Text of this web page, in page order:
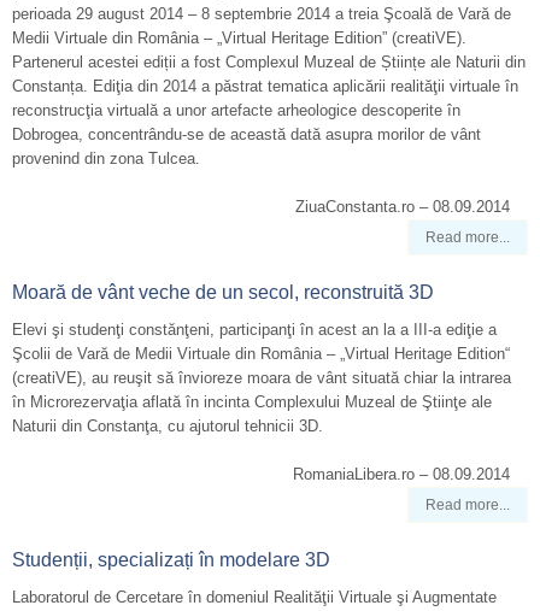
perioada 29 august 2014 – 8 septembrie 2014 a treia Şcoală de Vară de
Medii Virtuale din România – „Virtual Heritage Edition” (creatiVE).
Partenerul acestei ediții a fost Complexul Muzeal de Științe ale Naturii din
Constanța. Ediţia din 2014 a păstrat tematica aplicării realităţii virtuale în
reconstrucţia virtuală a unor artefacte arheologice descoperite în
Dobrogea, concentrându-se de această dată asupra morilor de vânt
provenind din zona Tulcea.
ZiuaConstanta.ro – 08.09.2014
Read more...
Moară de vânt veche de un secol, reconstruită 3D
Elevi şi studenţi constănţeni, participanţi în acest an la a III-a ediţie a
Şcolii de Vară de Medii Virtuale din România – „Virtual Heritage Edition“
(creatiVE), au reuşit să învioreze moara de vânt situată chiar la intrarea
în Microrezervaţia aflată în incinta Complexului Muzeal de Ştiinţe ale
Naturii din Constanţa, cu ajutorul tehnicii 3D.
RomaniaLibera.ro – 08.09.2014
Read more...
Studenții, specializați în modelare 3D
Laboratorul de Cercetare în domeniul Realităţii Virtuale şi Augmentate